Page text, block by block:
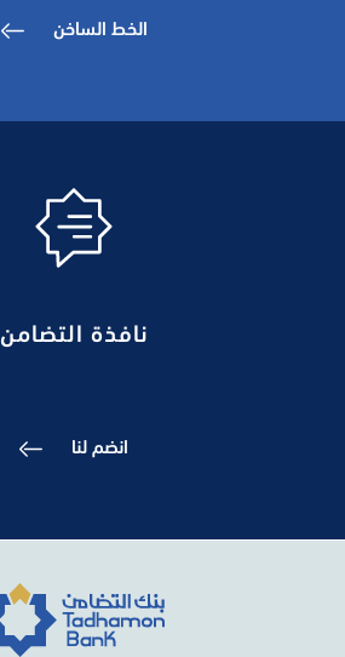
الخط الساخن
نافذة التضامن
انضم لنا